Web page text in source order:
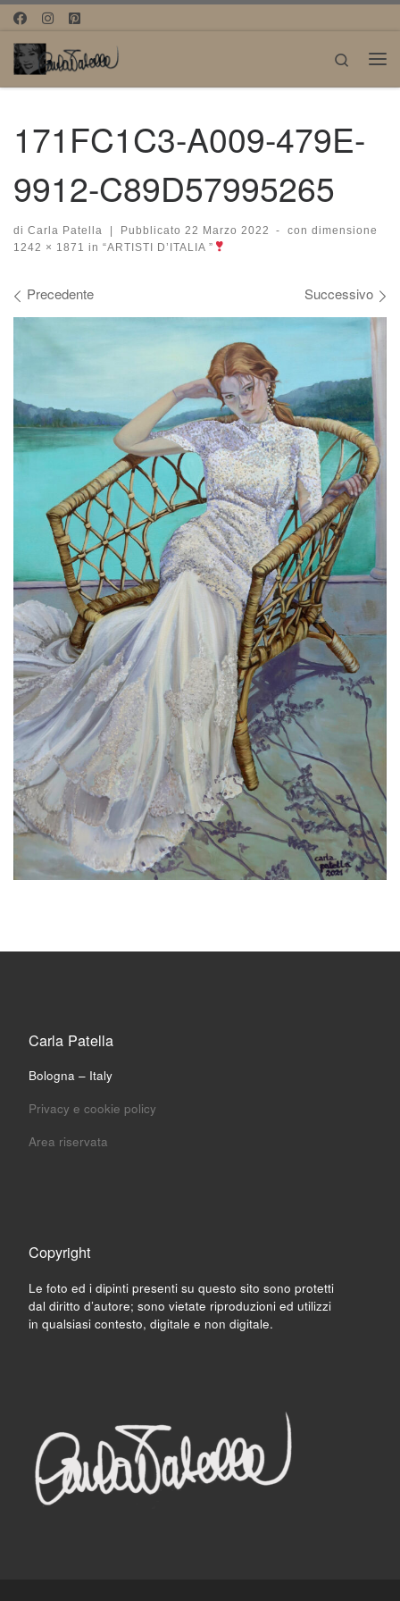
Passa al contenuto
Search
171FC1C3-A009-479E-
9912-C89D57995265
di Carla Patella Pubblicato 22 Marzo 2022 -
con dimensione
1242 × 1871 in “ARTISTI D’ITALIA ”
Navigazione immagini
Precedente Successivo
Carla Patella
Bologna – Italy
Privacy e cookie policy
Area riservata
Copyright
Le foto ed i dipinti presenti su questo sito sono protetti
dal diritto d’autore; sono vietate riproduzioni ed utilizzi
in qualsiasi contesto, digitale e non digitale.